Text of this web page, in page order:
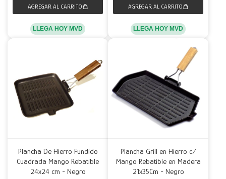
LLEGA HOY MVD LLEGA HOY MVD
Plancha De Hierro Fundido
Cuadrada Mango Rebatible
24x24 cm - Negro
Plancha Grill en Hierro c/
Mango Rebatible en Madera
21x35Cm - Negro